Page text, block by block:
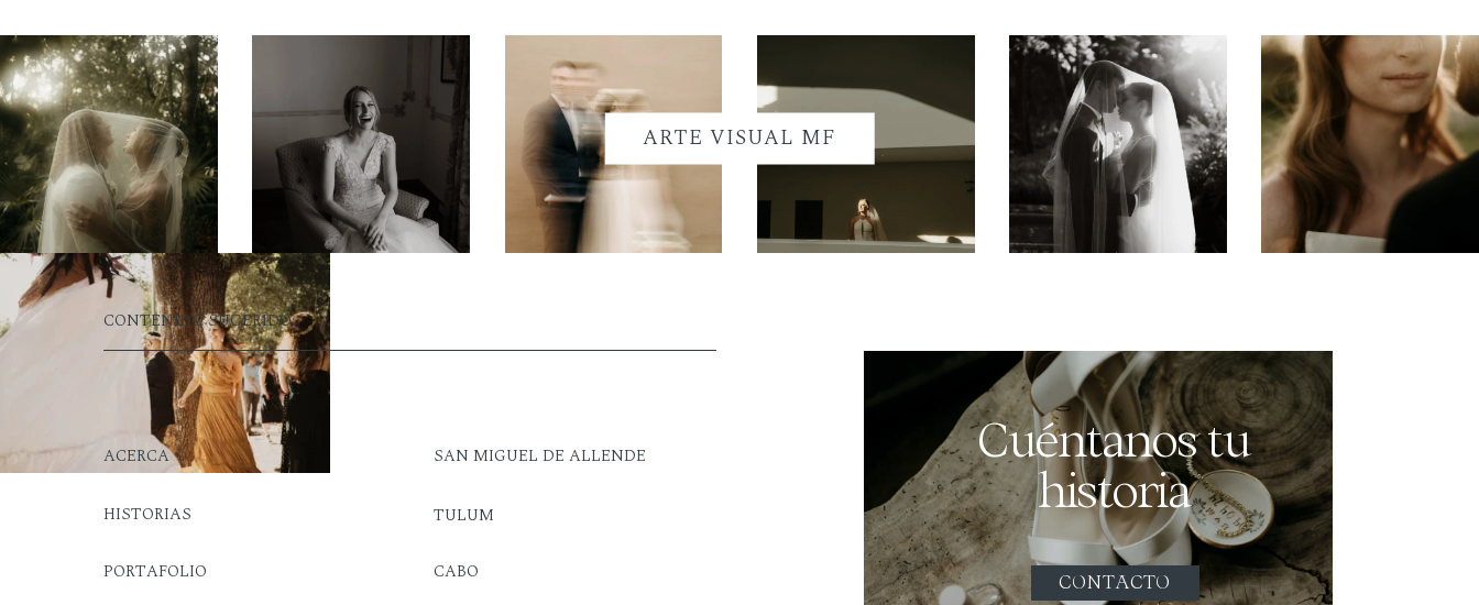
ARTE VISUAL MF
CONTENIDO SUGERIDO:
Cuéntanos tu
historia
ACERCA SAN MIGUEL DE ALLENDE
HISTORIAS TULUM
PORTAFOLIO CABO CONTACTO